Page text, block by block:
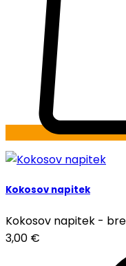
Kokosov napitek
Kokosov napitek -
3,00 €